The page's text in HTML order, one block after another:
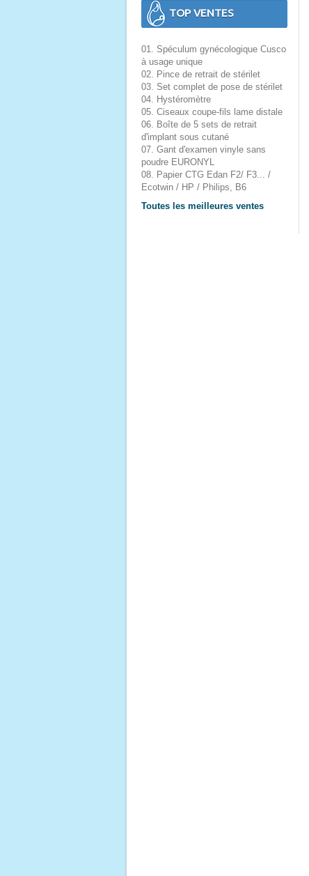
TOP VENTES
01. Spéculum gynécologique Cusco
à usage unique
02. Pince de retrait de stérilet
03. Set complet de pose de stérilet
04. Hystéromètre
05. Ciseaux coupe-fils lame distale
06. Boîte de 5 sets de retrait
d'implant sous cutané
07. Gant d'examen vinyle sans
poudre EURONYL
08. Papier CTG Edan F2/ F3... /
Ecotwin / HP / Philips, B6
Toutes les meilleures ventes